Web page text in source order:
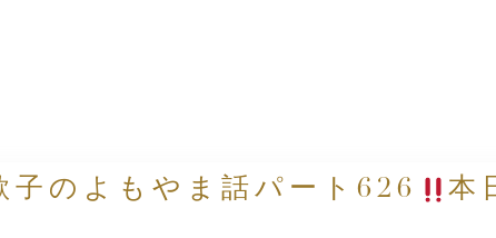
子のよもやま話パート626 本